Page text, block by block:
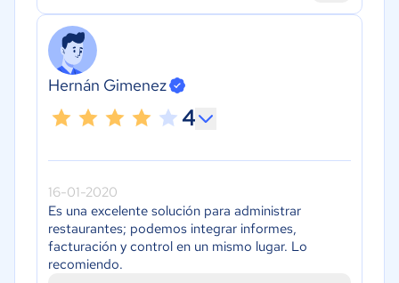
Hernán Gimenez
4
16-01-2020
Es una excelente solución para administrar
restaurantes; podemos integrar informes,
facturación y control en un mismo lugar. Lo
recomiendo.